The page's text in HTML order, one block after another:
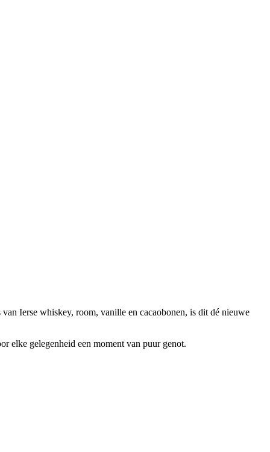
Ierse whiskey, room, vanille en cacaobonen, is dit dé nieuwe
elke gelegenheid een moment van puur genot.